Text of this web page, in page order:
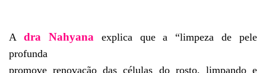
A dra Nahyana explica que a “limpeza de pele
profunda
promove renovação das células do rosto, limpando e